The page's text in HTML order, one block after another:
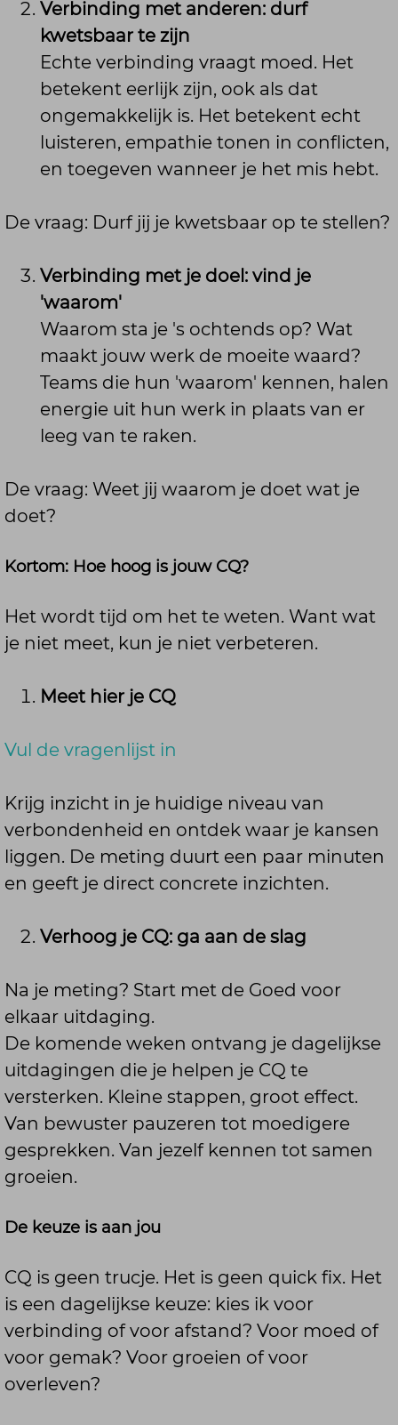
Verbinding met anderen: durf
kwetsbaar te zijn
Echte verbinding vraagt moed. Het
betekent eerlijk zijn, ook als dat
ongemakkelijk is. Het betekent echt
luisteren, empathie tonen in conflicten,
en toegeven wanneer je het mis hebt.
De vraag: Durf jij je kwetsbaar op te stellen?
Verbinding met je doel: vind je
'waarom'
Waarom sta je 's ochtends op? Wat
maakt jouw werk de moeite waard?
Teams die hun 'waarom' kennen, halen
energie uit hun werk in plaats van er
leeg van te raken.
De vraag: Weet jij waarom je doet wat je
doet?
Kortom: Hoe hoog is jouw CQ?
Het wordt tijd om het te weten. Want wat
je niet meet, kun je niet verbeteren.
Meet hier je CQ
Vul de vragenlijst in
Krijg inzicht in je huidige niveau van
verbondenheid en ontdek waar je kansen
liggen. De meting duurt een paar minuten
en geeft je direct concrete inzichten.
Verhoog je CQ: ga aan de slag
Na je meting? Start met de Goed voor
elkaar uitdaging.
De komende weken ontvang je dagelijkse
uitdagingen die je helpen je CQ te
versterken. Kleine stappen, groot effect.
Van bewuster pauzeren tot moedigere
gesprekken. Van jezelf kennen tot samen
groeien.
De keuze is aan jou
CQ is geen trucje. Het is geen quick fix. Het
is een dagelijkse keuze: kies ik voor
verbinding of voor afstand? Voor moed of
voor gemak? Voor groeien of voor
overleven?